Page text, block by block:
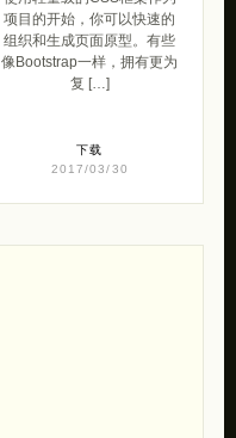
项目的开始，你可以快速的
组织和生成页面原型。有些
像Bootstrap一样，拥有更为
复 […]
下载
2017/03/30